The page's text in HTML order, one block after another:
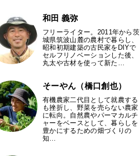
和田 義弥
フリーライター。2011年から茨
城県筑波山麓の農村で暮らし、
昭和初期建築の古民家をDIYで
セルフリノベーションした後、
丸太や古材を使って新た…
そーやん（橋口創也）
有機農家二代目として就農する
も挫折し、野菜を売らない農家
に転向。自然農やパーマカルチ
ャーをベースとして、暮らしを
豊かにするための畑づくりの
知…